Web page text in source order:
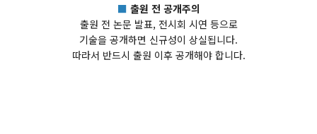
■ 출원 전 공개주의
출원 전 논문 발표, 전시회 시연 등으로
기술을 공개하면 신규성이 상실됩니다.
따라서 반드시 출원 이후 공개해야 합니다.